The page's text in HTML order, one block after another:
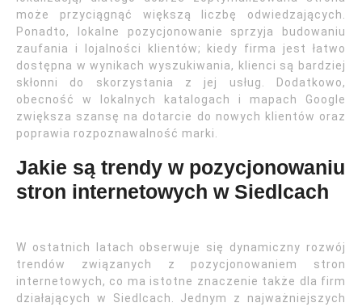
może przyciągnąć większą liczbę odwiedzających.
Ponadto, lokalne pozycjonowanie sprzyja budowaniu
zaufania i lojalności klientów; kiedy firma jest łatwo
dostępna w wynikach wyszukiwania, klienci są bardziej
skłonni do skorzystania z jej usług. Dodatkowo,
obecność w lokalnych katalogach i mapach Google
zwiększa szansę na dotarcie do nowych klientów oraz
poprawia rozpoznawalność marki.
Jakie są trendy w pozycjonowaniu
stron internetowych w Siedlcach
W ostatnich latach obserwuje się dynamiczny rozwój
trendów związanych z pozycjonowaniem stron
internetowych, co ma istotne znaczenie także dla firm
działających w Siedlcach. Jednym z najważniejszych